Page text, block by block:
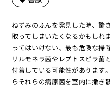
ねずみのふんを発見した時、驚
取ってしまいたくなるかもしれ
ってはいけない、最も危険な掃
サルモネラ菌やレプトスピラ菌
付着している可能性があります
らそれらの病原菌を室内に撒き